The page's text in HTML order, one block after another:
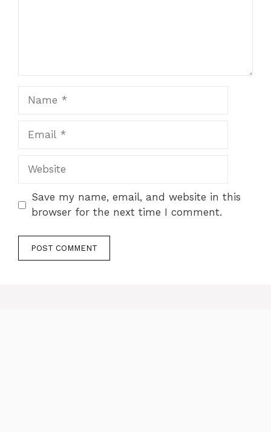
Website
Save my name, email, and website in this
browser for the next time I comment.